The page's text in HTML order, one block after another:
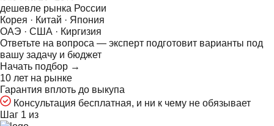
дешевле рынка России
Корея · Китай · Япония
ОАЭ · США · Киргизия
Ответьте на вопроса — эксперт подготовит варианты под
вашу задачу и бюджет
Начать подбор →
10 лет на рынке
Гарантия вплоть до выкупа
Консультация бесплатная, и ни к чему не обязывает
Шаг 1 из